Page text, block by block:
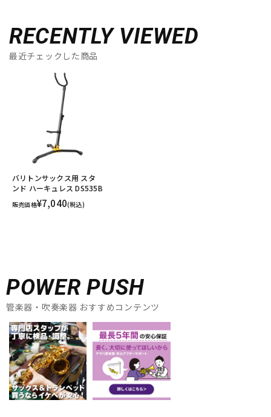
RECENTLY VIEWED
最近チェックした商品
バリトンサックス用 スタ
ンド ハーキュレス DS535B
販売価格¥7,040(税込)
POWER PUSH
管楽器・吹奏楽器 おすすめコンテンツ